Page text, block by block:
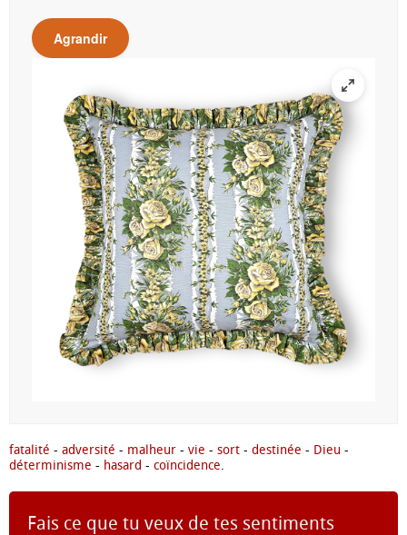
Agrandir
fatalité - adversité - malheur - vie - sort - destinée - Dieu -
déterminisme - hasard - coïncidence.
Fais ce que tu veux de tes sentiments